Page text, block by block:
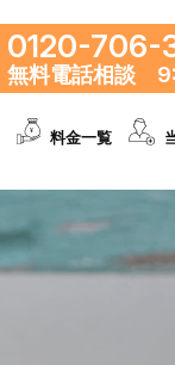
0120-706-
無料電話相談
料金一覧